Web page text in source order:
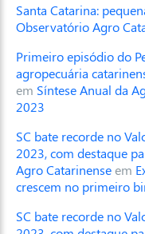
Santa Catarina:
Observatório Agro
Primeiro episódio do
agropecuária
em Síntese Anual da
2023
SC bate recorde no
2023, com destaque
Agro Catarinenseem
crescem no primeiro
SC bate recorde no